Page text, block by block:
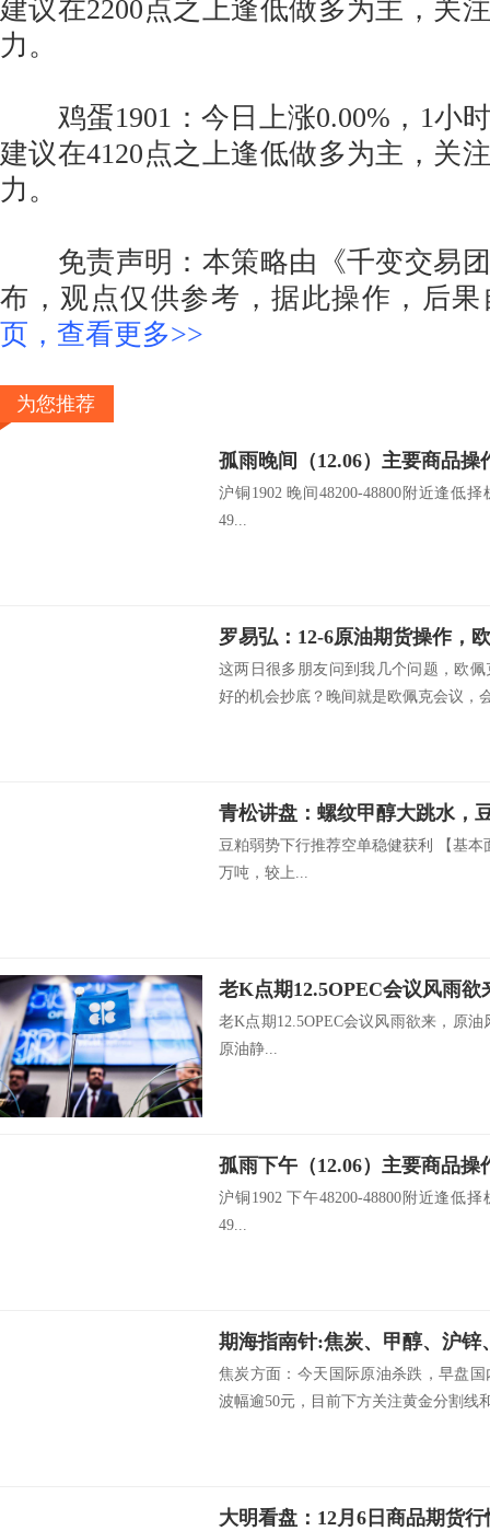
建议在2200点之上逢低做多为主，关
力。
鸡蛋1901：今日上涨0.00%，1小
建议在4120点之上逢低做多为主，关
力。
免责声明：本策略由《千变交易团
布，观点仅供参考，据此操作，后果
页，查看更多>>
为您推荐
孤雨晚间（12.06）主要商品操
沪铜1902 晚间48200-48800附近逢低
49...
这两日很多朋友问到我几个问题，欧
好的机会抄底？晚间就是欧佩克会议，
青松讲盘：螺纹甲醇大跳水，
豆粕弱势下行推荐空单稳健获利 【基本
万吨，较上...
老K点期12.5OPEC会议风雨
老K点期12.5OPEC会议风雨欲来，原
原油静...
孤雨下午（12.06）主要商品操
沪铜1902 下午48200-48800附近逢低
49...
期海指南针:焦炭、甲醇、沪锌
焦炭方面：今天国际原油杀跌，早盘
波幅逾50元，目前下方关注黄金分割线
大明看盘：12月6日商品期货